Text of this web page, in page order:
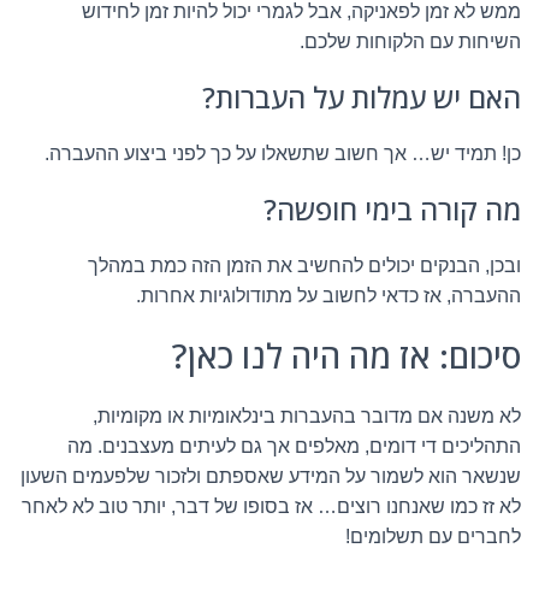
ממש לא זמן לפאניקה, אבל לגמרי יכול להיות זמן לחידוש
השיחות עם הלקוחות שלכם.
האם יש עמלות על העברות?
כן! תמיד יש… אך חשוב שתשאלו על כך לפני ביצוע ההעברה.
מה קורה בימי חופשה?
ובכן, הבנקים יכולים להחשיב את הזמן הזה כמת במהלך
ההעברה, אז כדאי לחשוב על מתודולוגיות אחרות.
סיכום: אז מה היה לנו כאן?
לא משנה אם מדובר בהעברות בינלאומיות או מקומיות,
התהליכים די דומים, מאלפים אך גם לעיתים מעצבנים. מה
שנשאר הוא לשמור על המידע שאספתם ולזכור שלפעמים השעון
לא זז כמו שאנחנו רוצים… אז בסופו של דבר, יותר טוב לא לאחר
לחברים עם תשלומים!